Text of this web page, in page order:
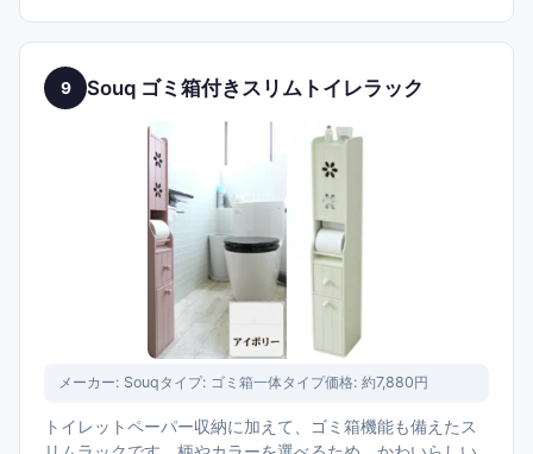
9 Souq ゴミ箱付きスリムトイレラック
メーカー: Souqタイプ: ゴミ箱一体タイプ価格: 約7,880円
トイレットペーパー収納に加えて、ゴミ箱機能も備えたス